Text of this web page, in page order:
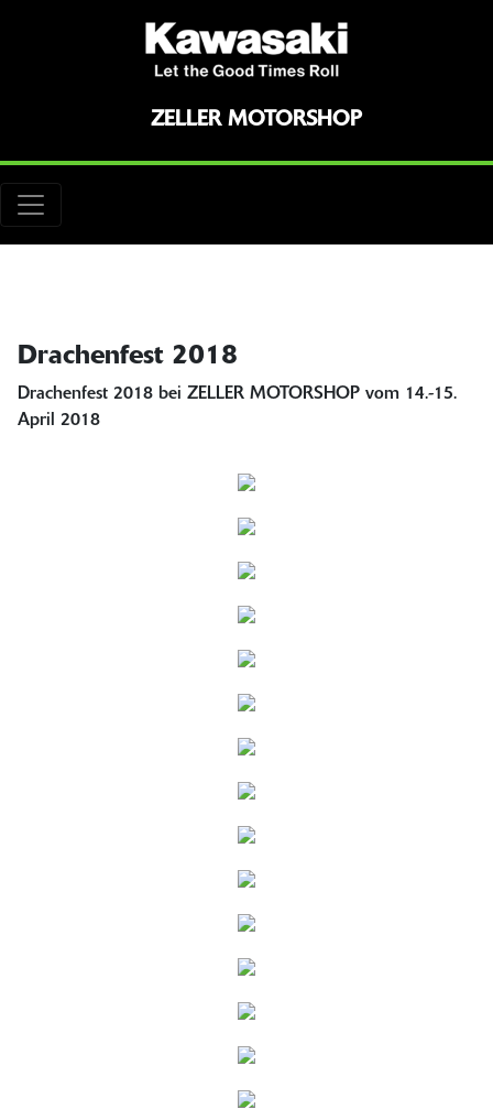
ZELLER MOTORSHOP
Drachenfest 2018
Drachenfest 2018 bei ZELLER MOTORSHOP vom 14.-15.
April 2018